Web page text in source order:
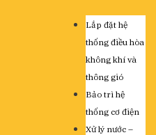
Lắp đặt hệ
thống điều hòa
không khí và
thông gió
Bảo trì hệ
thống cơ điện
Xử lý nước –